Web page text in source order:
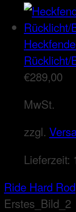
Rücklicht/
€289,00
MwSt.
zzgl.
Lieferzeit:
Ride Hard Rod
Erstes_Bild_2